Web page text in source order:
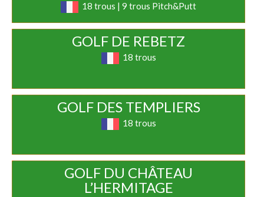
18 trous | 9 trous Pitch&Putt
GOLF DE REBETZ
18 trous
GOLF DES TEMPLIERS
18 trous
GOLF DU CHÂTEAU
L’HERMITAGE